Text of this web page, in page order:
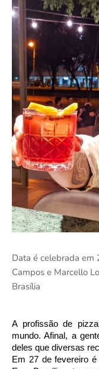
Data é celebrada em
Campos e Marcello
Brasília
A profissão de
mundo. Afinal, a
deles que diversas
Em 27 de fevereiro